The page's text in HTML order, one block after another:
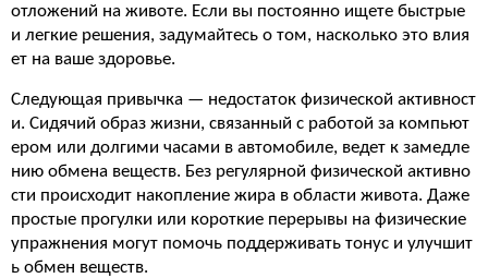
отложений на животе. Если вы постоянно ищете быстрые
и легкие решения, задумайтесь о том, насколько это влия
ет на ваше здоровье.
Следующая привычка — недостаток физической активност
и. Сидячий образ жизни, связанный с работой за компьют
ером или долгими часами в автомобиле, ведет к замедле
нию обмена веществ. Без регулярной физической активно
сти происходит накопление жира в области живота. Даже
простые прогулки или короткие перерывы на физические
упражнения могут помочь поддерживать тонус и улучшит
ь обмен веществ.